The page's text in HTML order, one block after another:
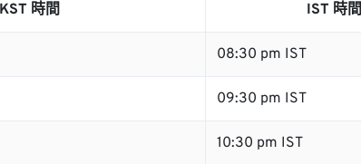
KST 時間 IST 時間
08:30 pm IST
09:30 pm IST
10:30 pm IST